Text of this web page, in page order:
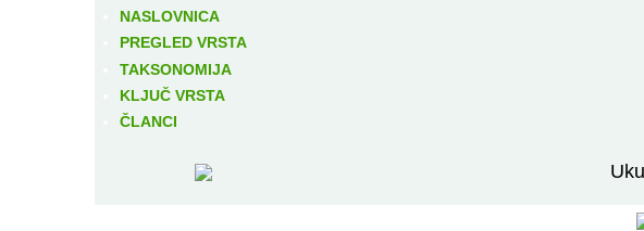
NASLOVNICA
PREGLED VRSTA
TAKSONOMIJA
KLJUČ VRSTA
ČLANCI